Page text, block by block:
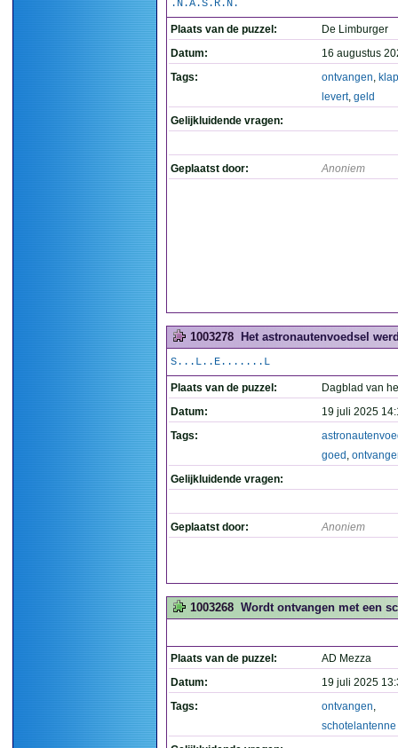
.N.A.S.R.N.
Plaats van de puzzel:
De Limburger
Datum:
16 augustus
Tags:
ontvangen,
levert, geld
Gelijkluidende vragen:
Geplaatst door: Anoniem
1003278 Het astronautenvoedsel
S...L..E.......L
Plaats van de puzzel:
Dagblad van
Datum:
19 juli 2025
Tags:
goed ,
Gelijkluidende vragen:
Geplaatst door: Anoniem
1003268 Wordt ontvangen met een
Plaats van de puzzel:
AD Mezza
Datum:
19 juli 2025
Tags:
ontvangen,
schotelantenne